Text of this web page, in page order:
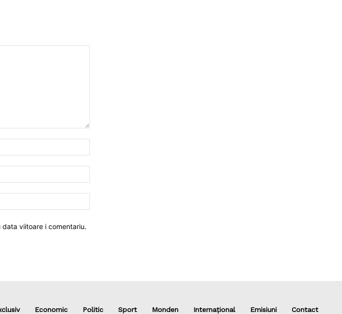
viitoare i comentariu.
Economic Politic Sport Monden Internațional Emisiuni Contact